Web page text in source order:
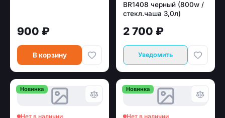
900 ₽
В корзину
BR1408 черный (800w /
стекл.чаша 3,0л)
2 700 ₽
Уведомить
Новинка
Нет в наличии
Новинка
Нет в наличии